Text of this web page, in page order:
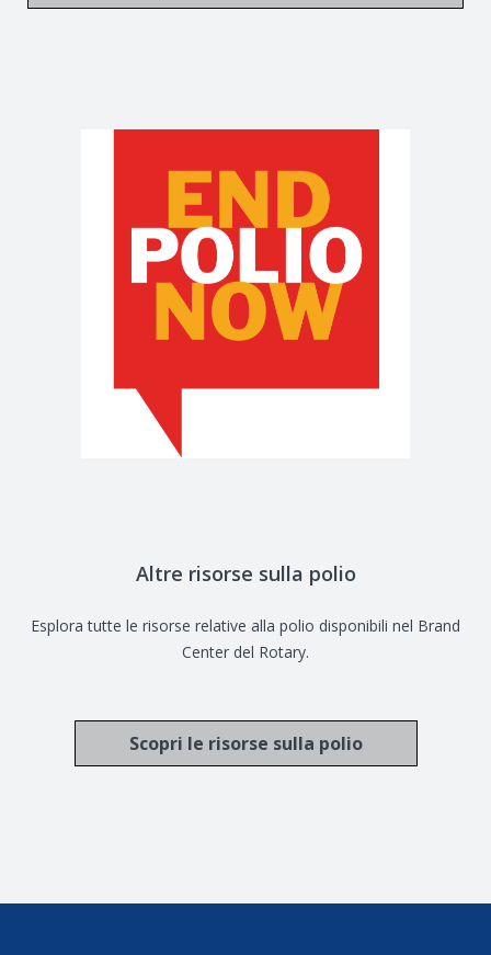
Altre risorse sulla polio
Esplora tutte le risorse relative alla polio disponibili nel Brand
Center del Rotary.
Scopri le risorse sulla polio